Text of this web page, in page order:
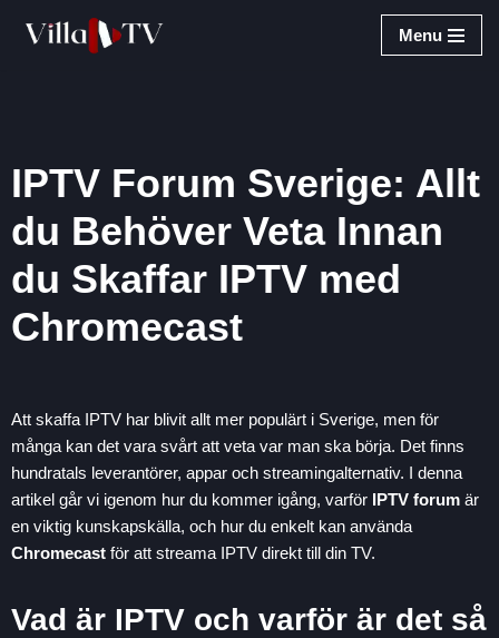
Menu
IPTV Forum Sverige: Allt
du Behöver Veta Innan
du Skaffar IPTV med
Chromecast
Att skaffa IPTV har blivit allt mer populärt i Sverige, men för
många kan det vara svårt att veta var man ska börja. Det finns
hundratals leverantörer, appar och streamingalternativ. I denna
artikel går vi igenom hur du kommer igång, varför IPTV forum är
en viktig kunskapskälla, och hur du enkelt kan använda
Chromecast för att streama IPTV direkt till din TV.
Vad är IPTV och varför är det så